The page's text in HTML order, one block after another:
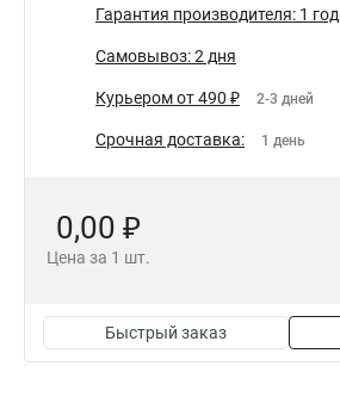
Гарантия производителя: 1 год
Самовывоз: 2 дня
Курьером от 490 ₽ 2-3 дней
Срочная доставка: 1 день
0,00 ₽
Цена за 1 шт.
Быстрый заказ